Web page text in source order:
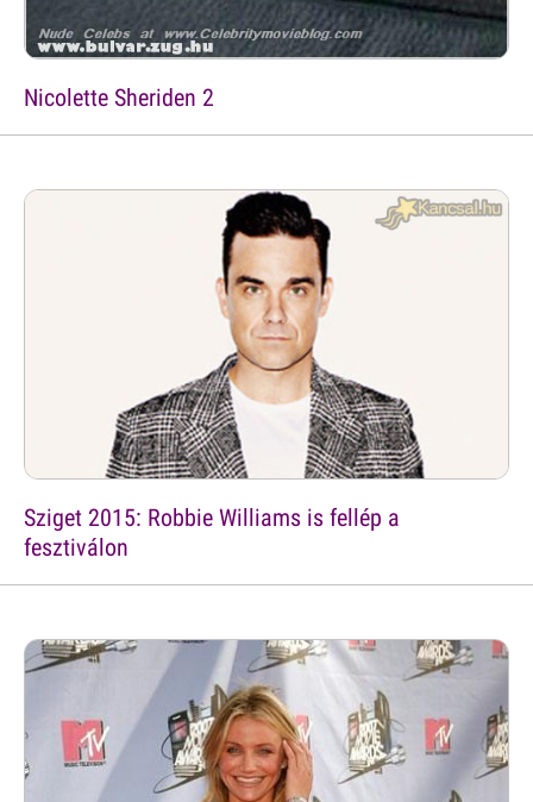
Nicolette Sheriden 2
Sziget 2015: Robbie Williams is fellép a
fesztiválon